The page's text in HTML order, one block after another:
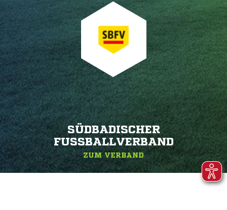
SÜDBADISCHER
FUSSBALLVERBAND
ZUM VERBAND